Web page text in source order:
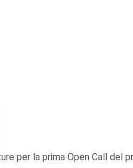
per la prima Open Call del